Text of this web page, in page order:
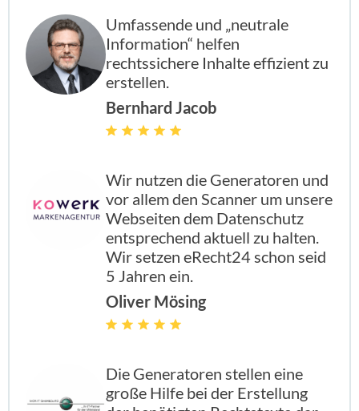
Umfassende und „neutrale
Information“ helfen
rechtssichere Inhalte effizient zu
erstellen.
Bernhard Jacob
Wir nutzen die Generatoren und
vor allem den Scanner um unsere
Webseiten dem Datenschutz
entsprechend aktuell zu halten.
Wir setzen eRecht24 schon seid
5 Jahren ein.
Oliver Mösing
Die Generatoren stellen eine
große Hilfe bei der Erstellung
enthalten enthalten
enthalten enthalten
enthalten